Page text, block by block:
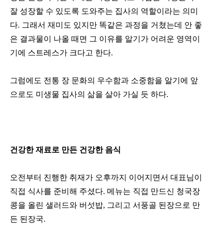
잘 성장할 수 있도록 도와주는 집사의 역할이라는 의미
다. 그래서 재미도 있지만 똑같은 과정을 거쳤는데 안 좋
은 결과물이 나올 때면 그 이유를 알기가 어려운 영역이
기에 스트레스가 크다고 한다.
그럼에도 전통 장 문화의 우수함과 소중함을 알기에 앞
으로도 미생물 집사의 삶을 살아 가실 듯 하다.
건강한 재료로 만든 건강한 음식
오전부터 진행한 취재가 오후까지 이어지면서 대표님이
직접 식사를 준비해 주셨다. 메뉴는 직접 만드신 청국장
콩을 올린 샐러드와 버섯밥, 그리고 서풍골 된장으로 만
든 된장국.